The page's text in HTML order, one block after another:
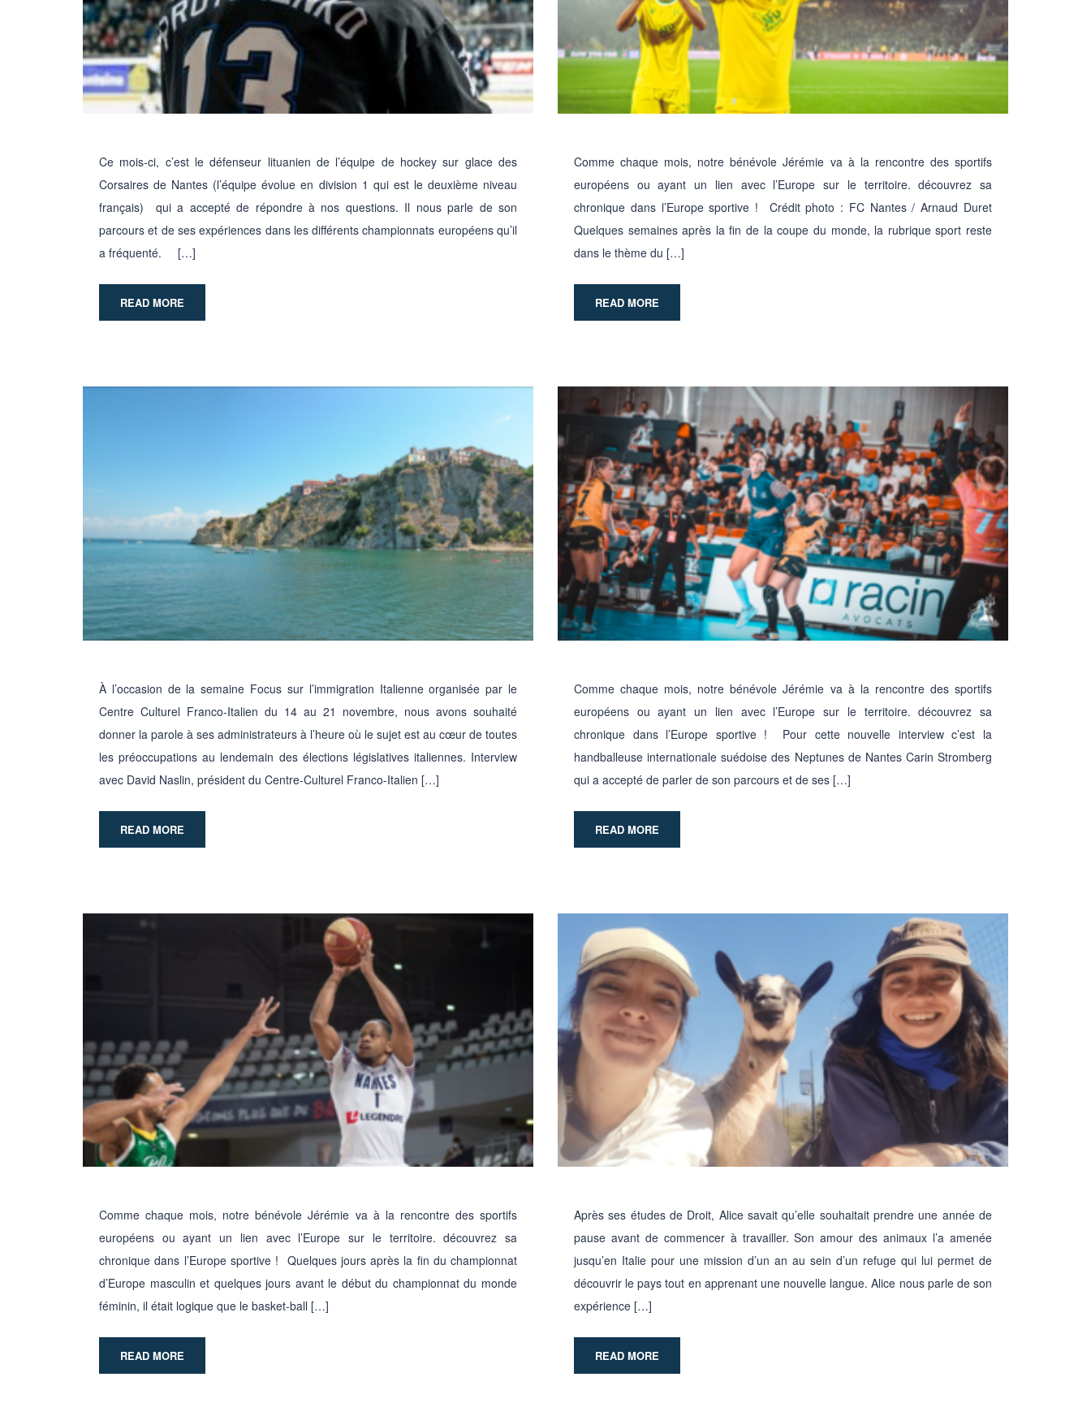
Ce mois-ci, c’est le défenseur lituanien de l’équipe de hockey sur glace des
Corsaires de Nantes (l’équipe évolue en division 1 qui est le deuxième niveau
français) qui a accepté de répondre à nos questions. Il nous parle de son
parcours et de ses expériences dans les différents championnats européens qu’il
a fréquenté. […]
READ MORE
Comme chaque mois, notre bénévole Jérémie va à la rencontre des sportifs
européens ou ayant un lien avec l’Europe sur le territoire. découvrez sa
chronique dans l’Europe sportive ! Crédit photo : FC Nantes / Arnaud Duret
Quelques semaines après la fin de la coupe du monde, la rubrique sport reste
dans le thème du […]
READ MORE
À l’occasion de la semaine Focus sur l’immigration Italienne organisée par le
Centre Culturel Franco-Italien du 14 au 21 novembre, nous avons souhaité
donner la parole à ses administrateurs à l’heure où le sujet est au cœur de toutes
les préoccupations au lendemain des élections législatives italiennes. Interview
avec David Naslin, président du Centre-Culturel Franco-Italien […]
READ MORE
Comme chaque mois, notre bénévole Jérémie va à la rencontre des sportifs
européens ou ayant un lien avec l’Europe sur le territoire. découvrez sa
chronique dans l’Europe sportive ! Pour cette nouvelle interview c’est la
handballeuse internationale suédoise des Neptunes de Nantes Carin Stromberg
qui a accepté de parler de son parcours et de ses […]
READ MORE
Comme chaque mois, notre bénévole Jérémie va à la rencontre des sportifs
européens ou ayant un lien avec l’Europe sur le territoire. découvrez sa
chronique dans l’Europe sportive ! Quelques jours après la fin du championnat
d’Europe masculin et quelques jours avant le début du championnat du monde
féminin, il était logique que le basket-ball […]
READ MORE
Après ses études de Droit, Alice savait qu’elle souhaitait prendre une année de
pause avant de commencer à travailler. Son amour des animaux l’a amenée
jusqu’en Italie pour une mission d’un an au sein d’un refuge qui lui permet de
découvrir le pays tout en apprenant une nouvelle langue. Alice nous parle de son
expérience […]
READ MORE